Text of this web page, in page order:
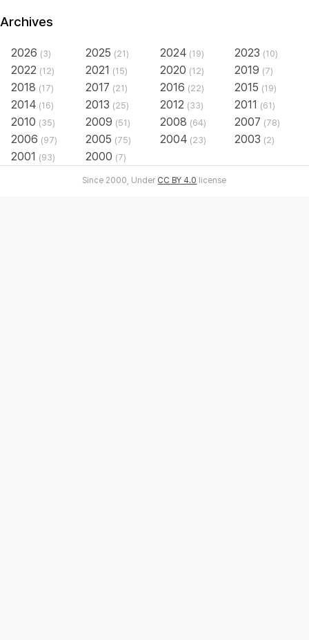
Archives
2026 (3) 2025 (21) 2024 (19) 2023 (10)
2022 (12) 2021 (15) 2020 (12) 2019 (7)
2018 (17) 2017 (21) 2016 (22) 2015 (19)
2014 (16) 2013 (25) 2012 (33) 2011 (61)
2010 (35) 2009 (51) 2008 (64) 2007 (78)
2006 (97) 2005 (75) 2004 (23) 2003 (2)
2001 (93) 2000 (7)
Since 2000, Under CC BY 4.0 license